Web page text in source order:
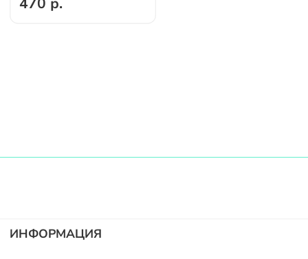
ИНФОРМАЦИЯ